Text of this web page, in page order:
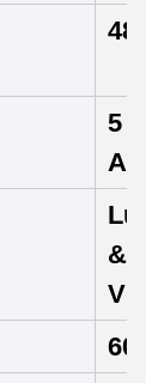
48
5
&
60